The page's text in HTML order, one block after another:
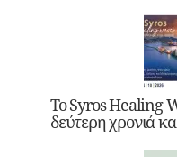
Το Syros Healing
δεύτερη χρονιά